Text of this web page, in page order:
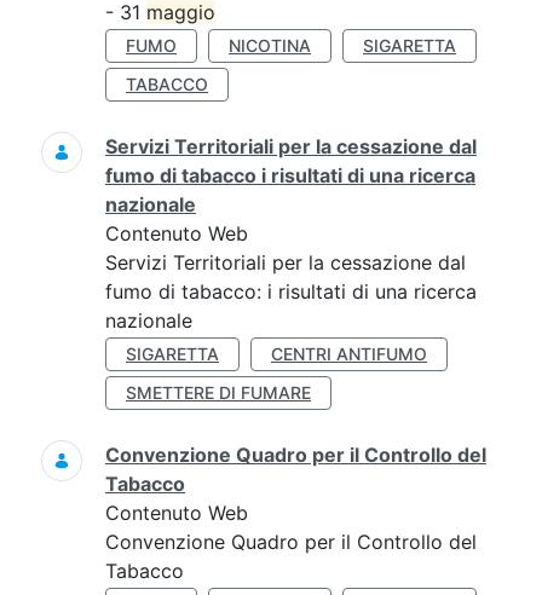
- 31 maggio
FUMO NICOTINA
SIGARETTA
TABACCO
Servizi Territoriali per la cessazione dal
fumo di tabacco i risultati di una ricerca
nazionale
Contenuto Web
Servizi Territoriali per la cessazione dal
fumo di tabacco: i risultati di una ricerca
nazionale
SIGARETTA
CENTRI ANTIFUMO
SMETTERE DI FUMARE
Convenzione Quadro per il Controllo del
Tabacco
Contenuto Web
Convenzione Quadro per il Controllo del
Tabacco